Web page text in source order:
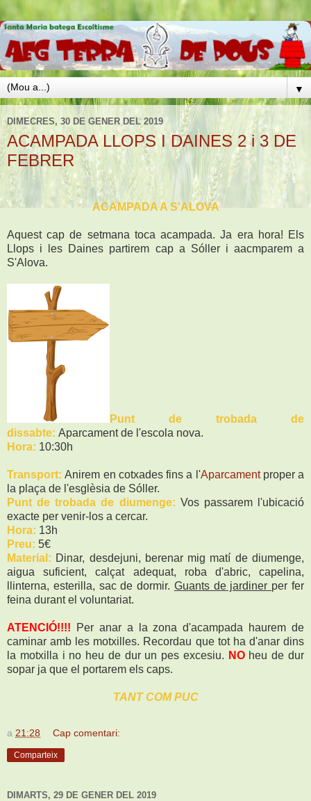
▼
DIMECRES, 30 DE GENER DEL 2019
ACAMPADA LLOPS I DAINES 2 i 3 DE
FEBRER
ACAMPADA A S'ALOVA
Aquest cap de setmana toca acampada. Ja era hora! Els
Llops i les Daines partirem cap a Sóller i aacmparem a
S'Alova.
Punt de trobada de
dissabte: Aparcament de l'escola nova.
Hora: 10:30h
Transport:Anirem en cotxades fins a l'Aparcamentproper a
la plaça de l'esglèsia de Sóller.
Punt de trobada de diumenge: Vos passarem l'ubicació
exacte per venir-los a cercar.
Hora: 13h
Preu: 5€
Material: Dinar, desdejuni, berenar mig matí de diumenge,
aigua suficient, calçat adequat, roba d'abric, capelina,
llinterna, esterilla, sac de dormir. Guants de jardiner per fer
feina durant el voluntariat.
ATENCIÓ!!!!
Per anar a la zona d'acampada haurem de
caminar amb les motxilles. Recordau que tot ha d'anar dins
la motxilla i no heu de dur un pes excesiu. NO heu de dur
sopar ja que el portarem els caps.
TANT COM PUC
a 21:28 Cap comentari:
Comparteix
DIMARTS, 29 DE GENER DEL 2019